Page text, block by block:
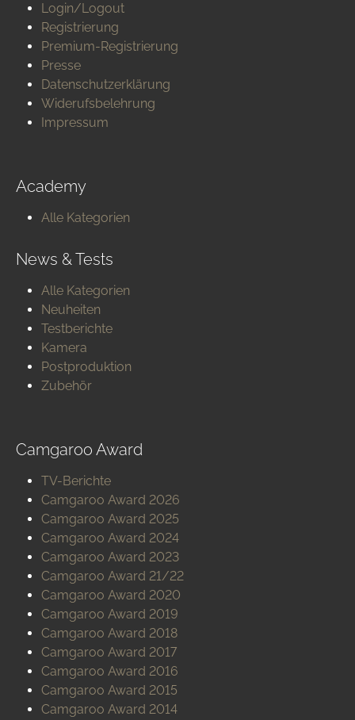
Login/Logout
Registrierung
Premium-Registrierung
Presse
Datenschutzerklärung
Widerufsbelehrung
Impressum
Academy
Alle Kategorien
News & Tests
Alle Kategorien
Neuheiten
Testberichte
Kamera
Postproduktion
Zubehör
Camgaroo Award
TV-Berichte
Camgaroo Award 2026
Camgaroo Award 2025
Camgaroo Award 2024
Camgaroo Award 2023
Camgaroo Award 21/22
Camgaroo Award 2020
Camgaroo Award 2019
Camgaroo Award 2018
Camgaroo Award 2017
Camgaroo Award 2016
Camgaroo Award 2015
Camgaroo Award 2014